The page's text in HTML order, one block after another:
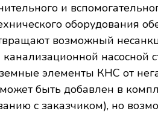
и
оборудования
возможный
насосной
элементы КНС от
быть добавлен в
с заказчиком), но